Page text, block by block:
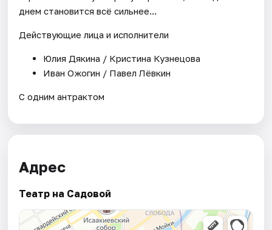
днем становится всё сильнее...
Действующие лица и исполнители
Юлия Дякина / Кристина Кузнецова
Иван Ожогин / Павел Лёвкин
С одним антрактом
Адрес
Театр на Садовой